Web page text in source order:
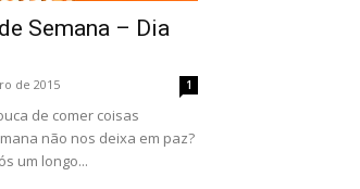
Semana – Dia
de 2015 1
de comer coisas
não nos deixa em paz?
um longo...